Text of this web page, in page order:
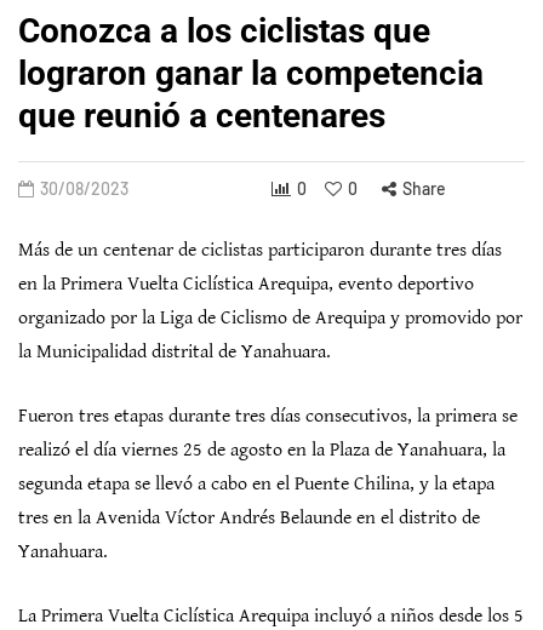
Conozca a los ciclistas que
lograron ganar la competencia
que reunió a centenares
30/08/2023 0 0 Share
Más de un centenar de ciclistas participaron durante tres días
en la Primera Vuelta Ciclística Arequipa, evento deportivo
organizado por la Liga de Ciclismo de Arequipa y promovido por
la Municipalidad distrital de Yanahuara.
Fueron tres etapas durante tres días consecutivos, la primera se
realizó el día viernes 25 de agosto en la Plaza de Yanahuara, la
segunda etapa se llevó a cabo en el Puente Chilina, y la etapa
tres en la Avenida Víctor Andrés Belaunde en el distrito de
Yanahuara.
La Primera Vuelta Ciclística Arequipa incluyó a niños desde los 5